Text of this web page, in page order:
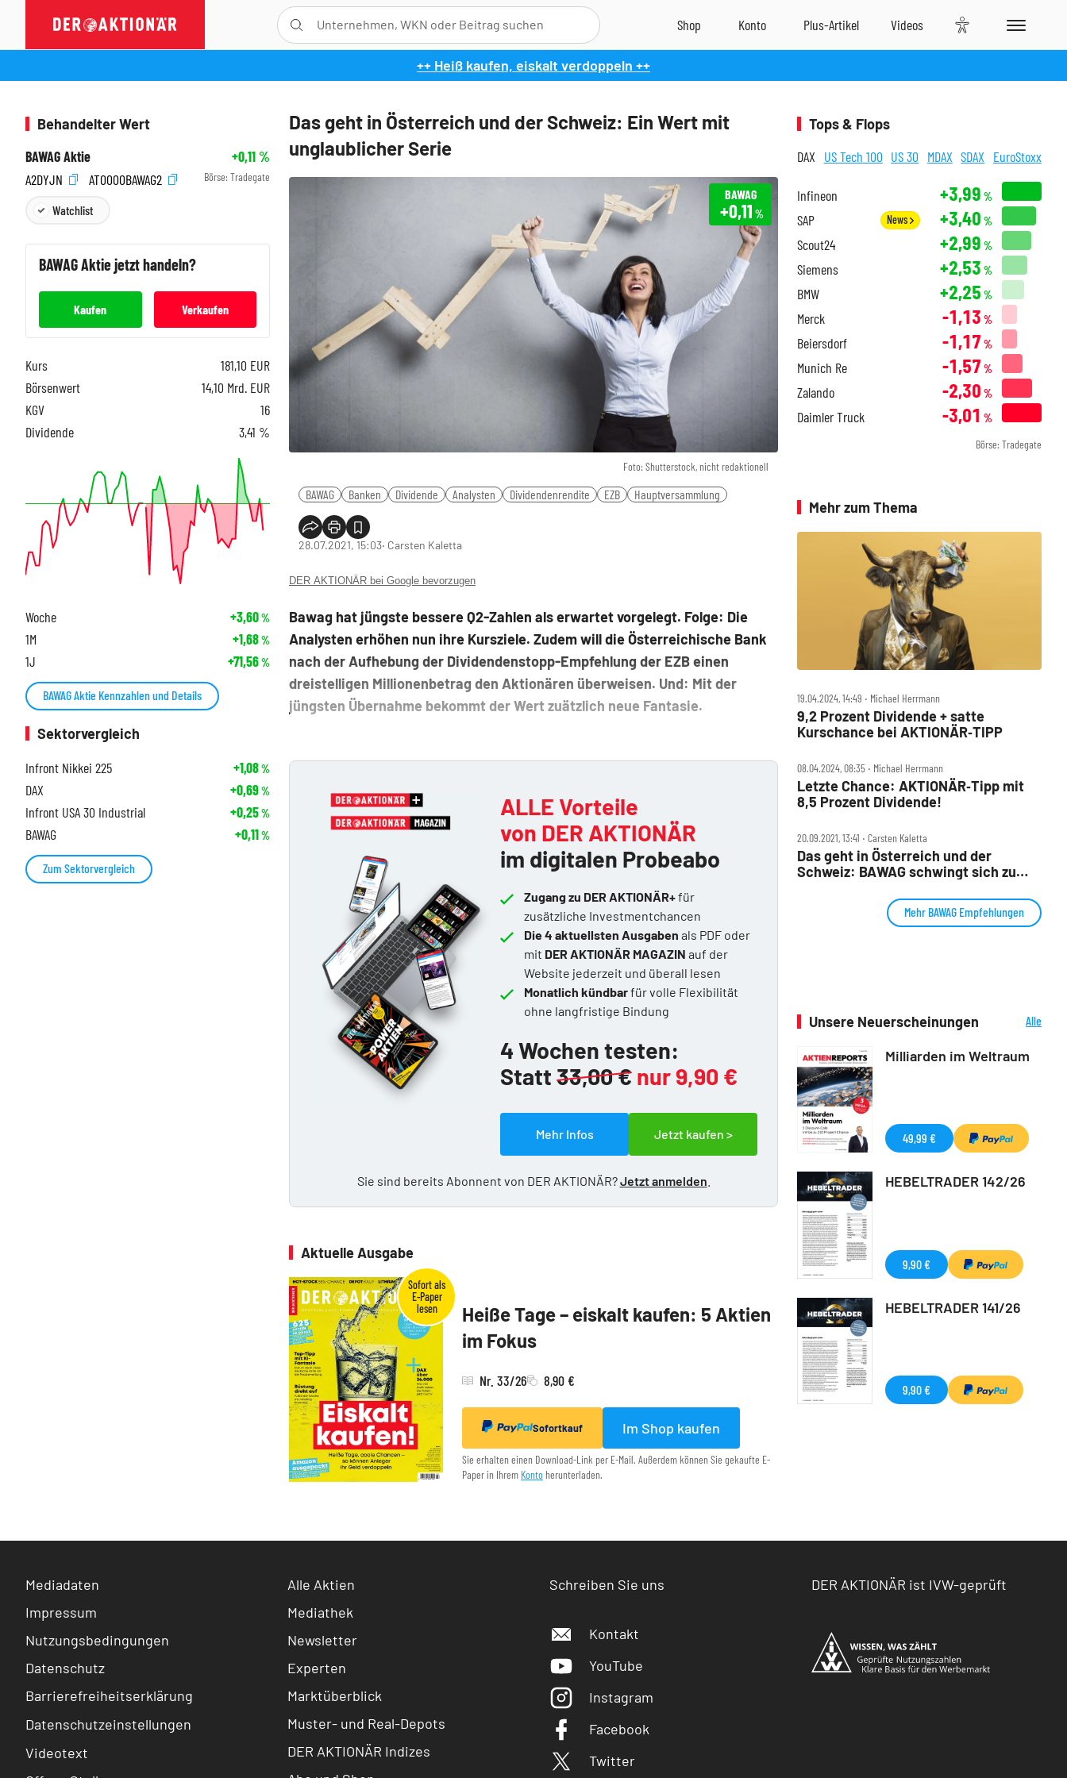
++ Heiß kaufen, eiskalt verdoppeln ++
Das geht in Österreich und der Schweiz: Ein Wert mit
unglaublicher Serie
Foto: Shutterstock, nicht redaktionell
BAWAG
+0,11 %
BAWAG Banken Dividende Analysten Dividendenrendite EZB Hauptversammlung
28.07.2021, 15:03‧ Carsten Kaletta
DER AKTIONÄR bei Google bevorzugen
Bawag hat jüngste bessere Q2-Zahlen als erwartet vorgelegt. Folge: Die
Analysten erhöhen nun ihre Kursziele. Zudem will die Österreichische Bank
nach der Aufhebung der Dividendenstopp-Empfehlung der EZB einen
dreistelligen Millionenbetrag den Aktionären überweisen. Und: Mit der
jüngsten Übernahme bekommt der Wert zuätzlich neue Fantasie.
ALLE Vorteile
von DER AKTIONÄR
im digitalen Probeabo
Zugang zu DER AKTIONÄR+für
zusätzliche Investmentchancen
Die 4 aktuellsten Ausgaben als PDF oder
mit DER AKTIONÄR MAGAZIN auf der
Website jederzeit und überall lesen
Monatlich kündbarfür volle Flexibilität
ohne langfristige Bindung
4 Wochen testen:
Statt 33,00 € nur 9,90 €
Mehr Infos Jetzt kaufen >
Sie sind bereits Abonnent von DER AKTIONÄR?Jetzt anmelden
Aktuelle Ausgabe
Heiße Tage – eiskalt kaufen: 5 Aktien
im Fokus
Nr. 33/26 8,90 €
Sofortkauf Im Shop kaufen
Sie erhalten einen Download-Link per E-Mail. Außerdem können Sie gekaufte E-
Paper in Ihrem Konto herunterladen.
Behandelter Wert
BAWAG Aktie
+0,11%
A2DYJN
AT0000BAWAG2 Börse: Tradegate
Watchlist
BAWAGAktie jetzt handeln?
Kaufen Verkaufen
Kurs 181,10 EUR
Börsenwert
14,10 Mrd. EUR
KGV
16
Dividende
3,41 %
Woche +3,60%
1M +1,68%
1J +71,56%
BAWAG Aktie Kennzahlen und Details
Sektorvergleich
Infront Nikkei 225
+1,08%
DAX +0,69%
Infront USA 30 Industrial +0,25%
BAWAG +0,11%
Zum Sektorvergleich
Tops & Flops
DAX US Tech 100 US 30 MDAX SDAX EuroStoxx
Infineon +3,99 %
SAP News +3,40 %
Scout24 +2,99 %
Siemens +2,53 %
BMW +2,25 %
Merck -1,13 %
Beiersdorf -1,17 %
Munich Re -1,57 %
Zalando -2,30 %
Daimler Truck -3,01 %
Börse: Tradegate
Mehr zum Thema
19.04.2024, 14:49 ‧ Michael Herrmann
9,2 Prozent Dividende + satte
Kurschance bei AKTIONÄR‑TIPP
08.04.2024, 08:35 ‧ Michael Herrmann
Letzte Chance: AKTIONÄR‑Tipp mit
8,5 Prozent Dividende!
20.09.2021, 13:41 ‧ Carsten Kaletta
Das geht in Österreich und der
Schweiz: BAWAG schwingt sich zu
Mehr BAWAG Empfehlungen
Unsere Neuerscheinungen
Alle
Milliarden im Weltraum
49,99 €
HEBELTRADER 142/26
9,90 €
HEBELTRADER 141/26
9,90 €
Mediadaten
Impressum
Nutzungsbedingungen
Datenschutz
Barrierefreiheitserklärung
Datenschutzeinstellungen
Videotext
Alle Aktien
Mediathek
Newsletter
Experten
Marktüberblick
Muster- und Real-Depots
DER AKTIONÄR Indizes
Schreiben Sie uns
Kontakt
YouTube
Instagram
Facebook
Twitter
DER AKTIONÄR ist IVW-geprüft